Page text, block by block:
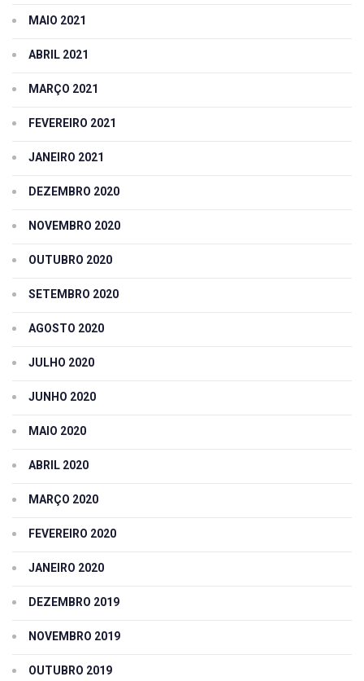
MAIO 2021
ABRIL 2021
MARÇO 2021
FEVEREIRO 2021
JANEIRO 2021
DEZEMBRO 2020
NOVEMBRO 2020
OUTUBRO 2020
SETEMBRO 2020
AGOSTO 2020
JULHO 2020
JUNHO 2020
MAIO 2020
ABRIL 2020
MARÇO 2020
FEVEREIRO 2020
JANEIRO 2020
DEZEMBRO 2019
NOVEMBRO 2019
OUTUBRO 2019